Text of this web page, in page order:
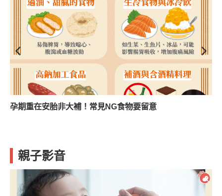
孕期重在安胎非大補！常見NG食物要留意
親子影音